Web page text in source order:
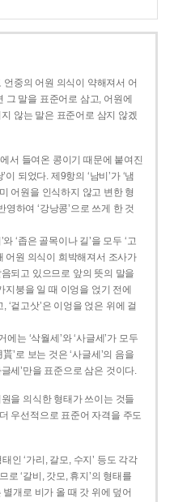
중의 어원 의식이 약해져서 어
그 말을 표준어로 삼고, 어원에
않는 말은 표준어로 삼지 않겠
서 들여온 콩이기 때문에 붙여진
이 되었다. 제9항의 ‘남비’가 ‘냄
어원을 인식하지 않고 변한 형
하여 ‘강낭콩’으로 쓰게 한 것
‘좁은 골목이나 길’을 모두 ‘고
어원 의식이 희박해져서 조사가
되고 있으므로 앞의 뜻의 말을
지붕을 일 때 이엉을 얹기 전에
‘겉고삿’은 이엉을 얹은 위에 걸
는 ‘삭월세’와 ‘사글세’가 모두
’로 보는 것은 ‘사글세’의 음을
세’만을 표준으로 삼은 것이다.
을 의식한 형태가 쓰이는 것들
우선적으로 표준어 자격을 주도
인 ‘가리, 갈모, 수지’ 등도 각각
로 ‘갈비, 갓모, 휴지’의 형태를
별개로 비가 올 때 갓 위에 덮어